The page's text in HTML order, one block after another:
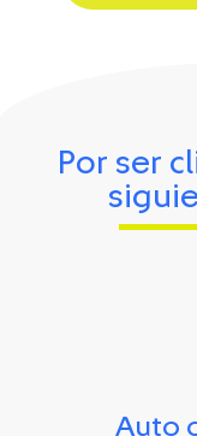
Por ser
Auto